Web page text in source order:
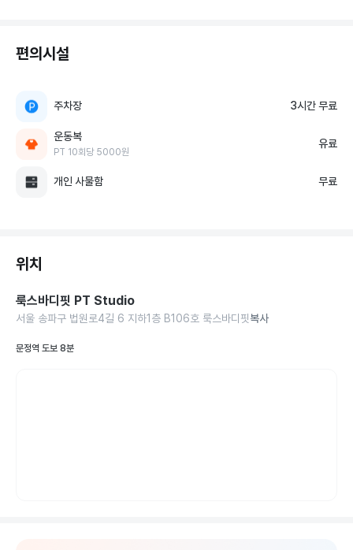
편의시설
주차장 3시간 무료
운동복
PT 10회당 5000원
유료
개인 사물함 무료
위치
룩스바디핏 PT Studio
서울 송파구 법원로4길 6 지하1층 B106호 룩스바디핏복사
문정역 도보 8분